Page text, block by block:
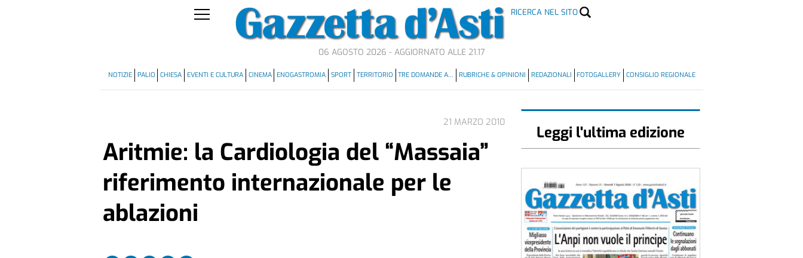
RICERCA NEL SITO
06 AGOSTO 2026 - AGGIORNATO ALLE 21.17
NOTIZIE PALIO CHIESA EVENTI E CULTURA CINEMA ENOGASTROMIA SPORT TERRITORIO TRE DOMANDE A… RUBRICHE & OPINIONI REDAZIONALI FOTOGALLERY CONSIGLIO REGIONALE
21 MARZO 2010
Aritmie: la Cardiologia del “Massaia”
riferimento internazionale per le
ablazioni
Leggi l'ultima edizione